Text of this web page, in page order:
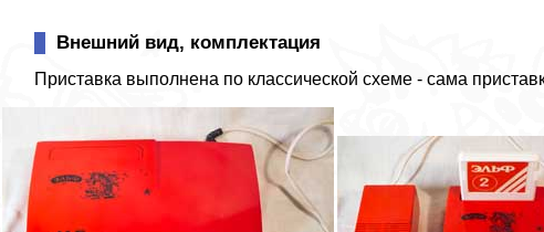
Внешний вид, комплектация
Приставка выполнена по классической схеме - сама